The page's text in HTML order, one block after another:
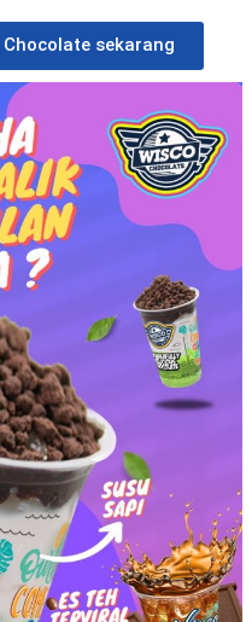
sekarang